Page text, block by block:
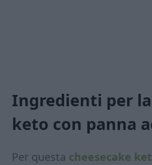
Ingredienti per la
keto con panna
Per questa cheesecake